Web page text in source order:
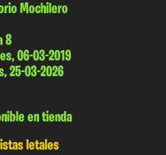
Mochilero
8
06-03-2019
25-03-2026
en tienda
letales